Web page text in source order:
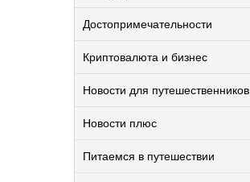
Достопримечательности
Криптовалюта и бизнес
Новости для путешественников
Новости плюс
Питаемся в путешествии